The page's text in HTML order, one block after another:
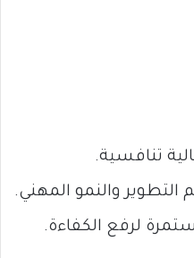
تنافسية.
التطوير والنمو المهني.
لرفع الكفاءة.